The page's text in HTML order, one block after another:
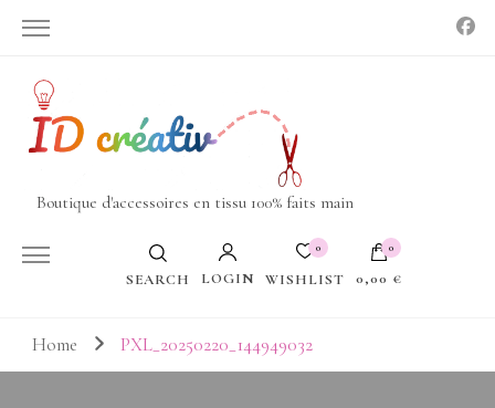
Boutique d'accessoires en tissu 100% faits main
SEARCH LOGIN
0
WISHLIST
0
0,00 €
Votre panier est vide.
Home PXL_20250220_144949032